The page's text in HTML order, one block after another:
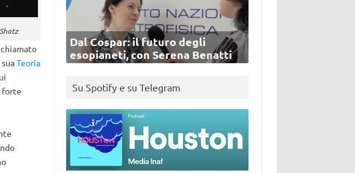
Teoria
forte
Dal Cospar: il futuro degli
esopianeti, con Serena Benatti
Su Spotify e su Telegram